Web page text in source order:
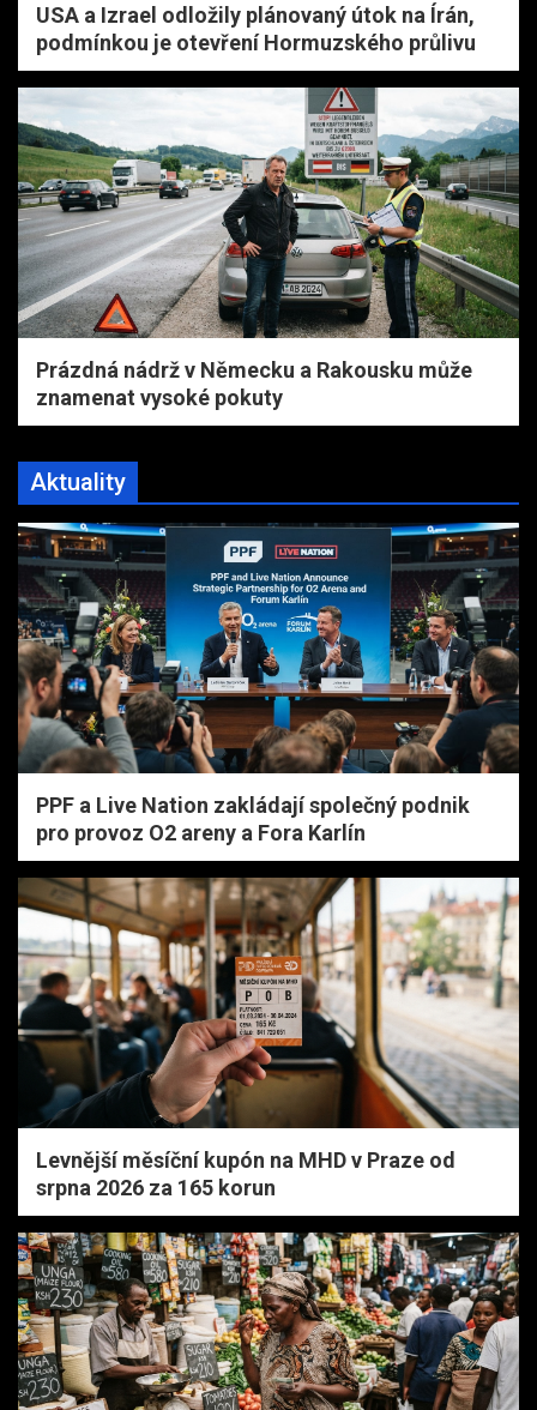
USA a Izrael odložily plánovaný útok na Írán,
podmínkou je otevření Hormuzského průlivu
Prázdná nádrž v Německu a Rakousku může
znamenat vysoké pokuty
Aktuality
PPF a Live Nation zakládají společný podnik
pro provoz O2 areny a Fora Karlín
Levnější měsíční kupón na MHD v Praze od
srpna 2026 za 165 korun